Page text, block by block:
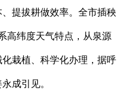
提拔耕做效率。全市插秧
高纬度天气特点，从泉源
栽植、科学化办理，据呼
成引见。